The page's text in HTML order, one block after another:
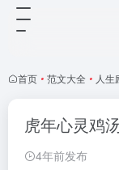
首页 • 范文大全 • 人生
虎年心灵鸡
4年前发布